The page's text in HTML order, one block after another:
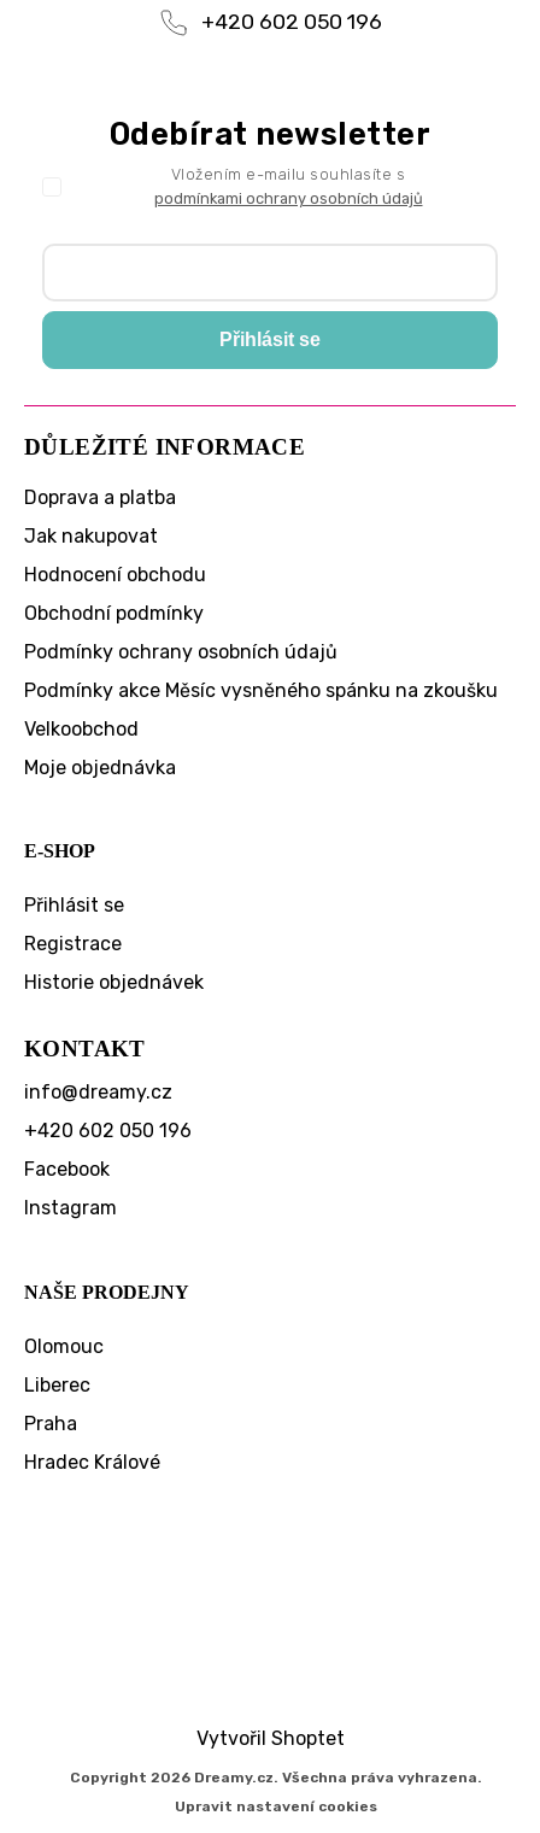
+420 602 050 196
DŮLEŽITÉ INFORMACE
Doprava a platba
Jak nakupovat
Hodnocení obchodu
Obchodní podmínky
Podmínky ochrany osobních údajů
Podmínky akce Měsíc vysněného spánku na zkoušku
Velkoobchod
Moje objednávka
E-SHOP
Přihlásit se
Registrace
Historie objednávek
KONTAKT
info@dreamy.cz
+420 602 050 196
Facebook
Instagram
Odebírat newsletter
Vložením e-mailu souhlasíte s
podmínkami ochrany osobních údajů
Přihlásit se
NAŠE PRODEJNY
Olomouc
Liberec
Praha
Hradec Králové
Vytvořil Shoptet
Copyright 2026 Dreamy.cz. Všechna práva vyhrazena.
Upravit nastavení cookies